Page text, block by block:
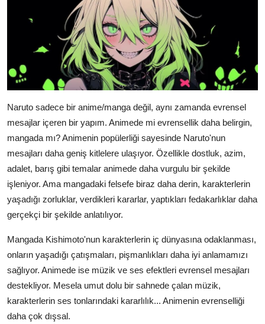
Naruto sadece bir anime/manga değil, aynı zamanda evrensel
mesajlar içeren bir yapım. Animede mi evrensellik daha belirgin,
mangada mı? Animenin popülerliği sayesinde Naruto'nun
mesajları daha geniş kitlelere ulaşıyor. Özellikle dostluk, azim,
adalet, barış gibi temalar animede daha vurgulu bir şekilde
işleniyor. Ama mangadaki felsefe biraz daha derin, karakterlerin
yaşadığı zorluklar, verdikleri kararlar, yaptıkları fedakarlıklar daha
gerçekçi bir şekilde anlatılıyor.
Mangada Kishimoto'nun karakterlerin iç dünyasına odaklanması,
onların yaşadığı çatışmaları, pişmanlıkları daha iyi anlamamızı
sağlıyor. Animede ise müzik ve ses efektleri evrensel mesajları
destekliyor. Mesela umut dolu bir sahnede çalan müzik,
karakterlerin ses tonlarındaki kararlılık... Animenin evrenselliği
daha çok dışsal.